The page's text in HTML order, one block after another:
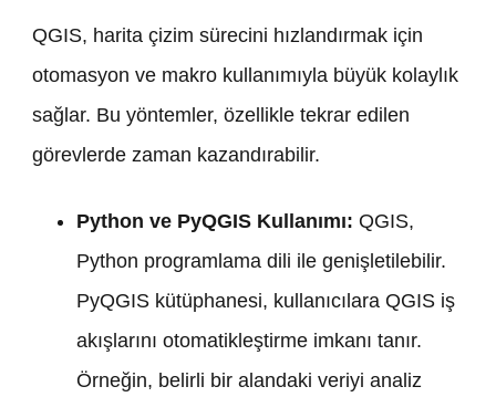
QGIS, harita çizim sürecini hızlandırmak için
otomasyon ve makro kullanımıyla büyük kolaylık
sağlar. Bu yöntemler, özellikle tekrar edilen
görevlerde zaman kazandırabilir.
Python ve PyQGIS Kullanımı: QGIS,
Python programlama dili ile genişletilebilir.
PyQGIS kütüphanesi, kullanıcılara QGIS iş
akışlarını otomatikleştirme imkanı tanır.
Örneğin, belirli bir alandaki veriyi analiz